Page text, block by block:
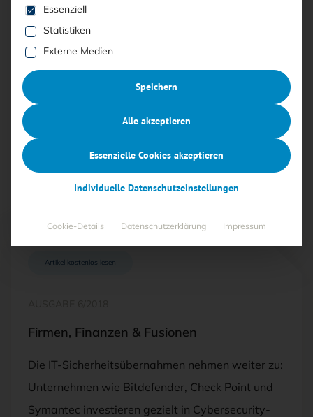
“News und Produkte”
Thema Informationssicherheit, die unter die Kategorie
„News und Produkte“ fallen.
Free <kes>+
Artikel kostenlos lesen
Firmen, Finanzen & Fusionen
Die IT-Sicherheitsübernahmen nehmen weiter zu:
Unternehmen wie Bitdefender, Check Point und
Symantec investieren gezielt in Cybersecurity-
Es folgt eine Liste der Service-Gruppen, für die eine
Essenziell
Statistiken
Externe Medien
Speichern
Alle akzeptieren
Essenzielle Cookies akzeptieren
Individuelle Datenschutzeinstellungen
Cookie-Details Datenschutzerklärung Impressum